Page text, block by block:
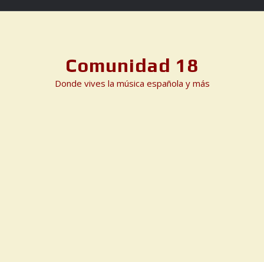
Comunidad 18
Donde vives la música española y más